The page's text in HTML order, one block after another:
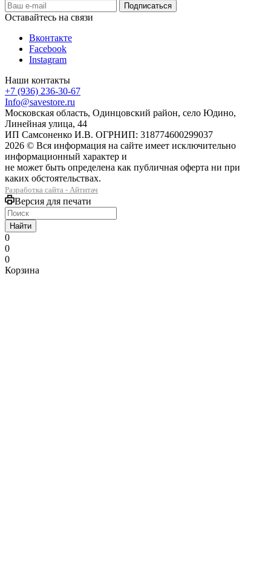
Оставайтесь на связи
Вконтакте
Facebook
Instagram
Наши контакты
+7 (936) 236-30-67
Info@savestore.ru
Московская область, Одинцовский район, село Юдино,
Линейная улица, 44
ИП Самсоненко И.В. ОГРНИП: 318774600299037
2026 © Вся информация на сайте имеет исключительно
информационный характер и
не может быть определена как публичная оферта ни при
каких обстоятельствах.
Разработка сайта - Айтитач
Версия для печати
Найти
0
0
0
Корзина